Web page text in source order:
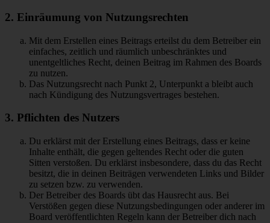
2. Einräumung von Nutzungsrechten
Mit dem Erstellen eines Beitrags erteilst du dem Betreiber ein
einfaches, zeitlich und räumlich unbeschränktes und
unentgeltliches Recht, deinen Beitrag im Rahmen des Boards
zu nutzen.
Das Nutzungsrecht nach Punkt 2, Unterpunkt a bleibt auch
nach Kündigung des Nutzungsvertrages bestehen.
3. Pflichten des Nutzers
Du erklärst mit der Erstellung eines Beitrags, dass er keine
Inhalte enthält, die gegen geltendes Recht oder die guten
Sitten verstoßen. Du erklärst insbesondere, dass du das Recht
besitzt, die in deinen Beiträgen verwendeten Links und Bilder
zu setzen bzw. zu verwenden.
Der Betreiber des Boards übt das Hausrecht aus. Bei
Verstößen gegen diese Nutzungsbedingungen oder anderer im
Board veröffentlichten Regeln kann der Betreiber dich nach